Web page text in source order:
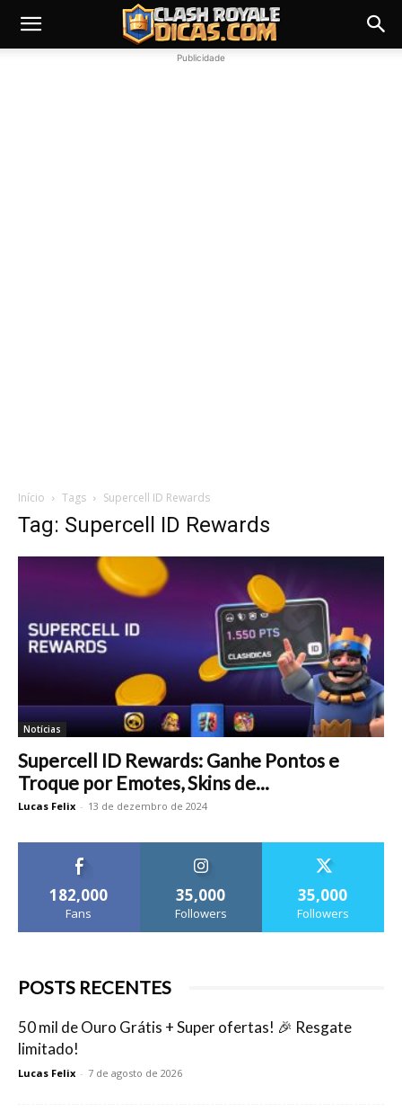
Publicidade
Início Tags Supercell ID Rewards
Tag: Supercell ID Rewards
Notícias
Supercell ID Rewards: Ganhe Pontos e
Troque por Emotes, Skins de...
Lucas Felix - 13 de dezembro de 2024
182,000
Fans
35,000
Followers
35,000
Followers
POSTS RECENTES
50 mil de Ouro Grátis + Super ofertas! 🎉 Resgate
limitado!
Lucas Felix - 7 de agosto de 2026